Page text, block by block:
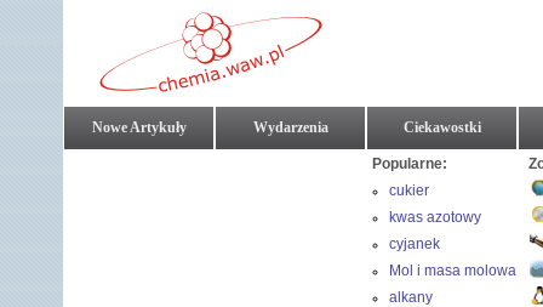
Nowe Artykuły Wydarzenia Ciekawostki
Popularne:
cukier
kwas azotowy
cyjanek
Mol i masa molowa
alkany